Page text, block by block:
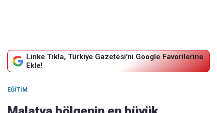
Linke Tıkla, Türkiye Gazetesi'ni Google Favorilerine
Ekle!
EĞITIM